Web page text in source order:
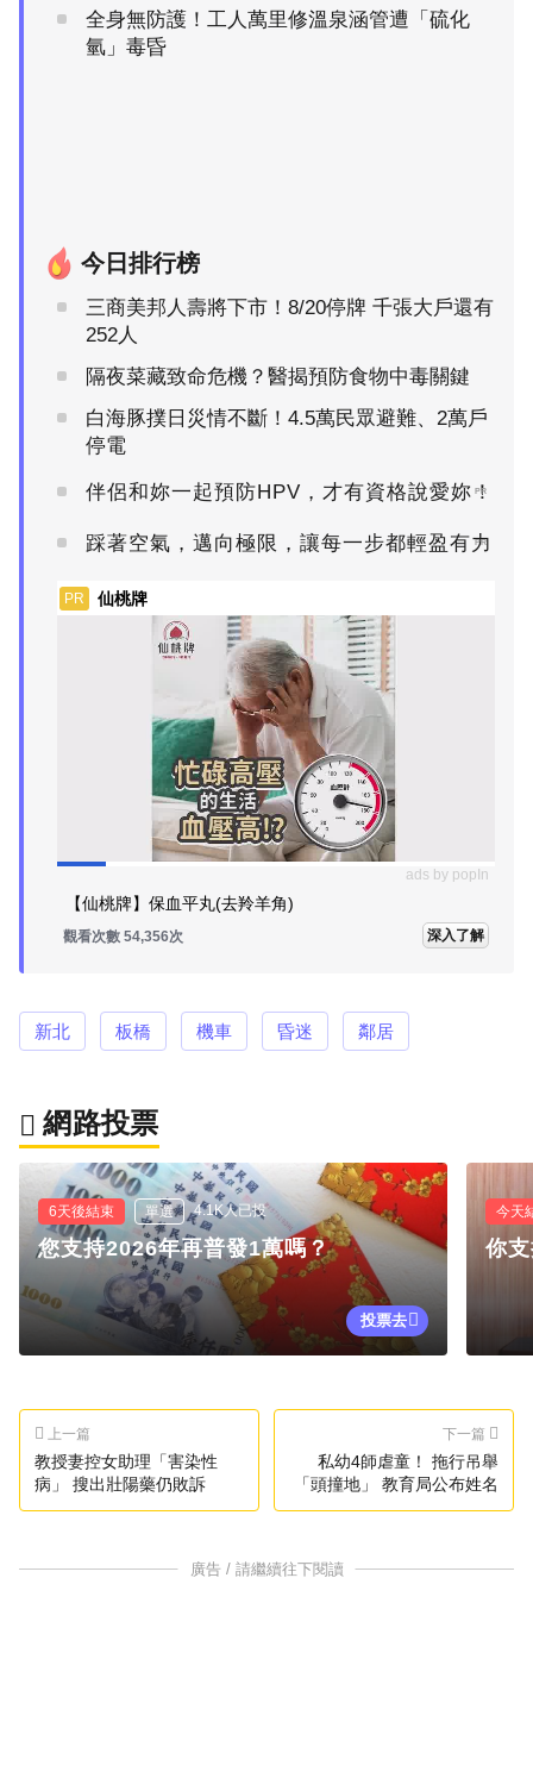
全身無防護！工人萬里修溫泉涵管遭「硫化
氫」毒昏
今日排行榜
三商美邦人壽將下市！8/20停牌 千張大戶還有
252人
隔夜菜藏致命危機？醫揭預防食物中毒關鍵
白海豚撲日災情不斷！4.5萬民眾避難、2萬戶
停電
伴侶和妳一起預防HPV，才有資格說愛妳！
PR
踩著空氣，邁向極限，讓每一步都輕盈有力
PR
PR 仙桃牌
ads by popIn
【仙桃牌】保血平丸(去羚羊角)
觀看次數 54,356次 深入了解
新北 板橋 機車 昏迷 鄰居
網路投票
6天後結束 單選 4.1K人已投
您支持2026年再普發1萬嗎？
投票去
今天
你
上一篇
教授妻控女助理「害染性
病」 搜出壯陽藥仍敗訴
下一篇
私幼4師虐童！ 拖行吊舉
「頭撞地」 教育局公布姓名
廣告 / 請繼續往下閱讀